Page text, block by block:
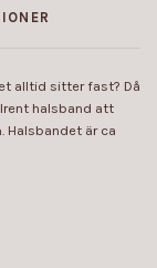
alltid sitter fast? Då
halsband att
Halsbandet är ca